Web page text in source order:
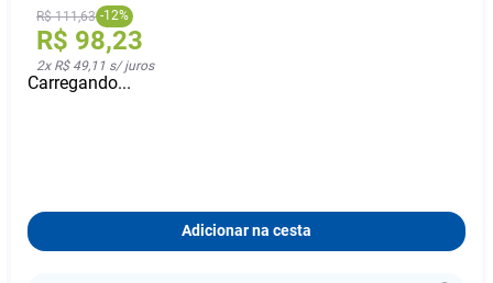
R$ 111,63 -12%
R$ 98,23
2x R$ 49,11 s/ juros
Carregando...
Adicionar na cesta